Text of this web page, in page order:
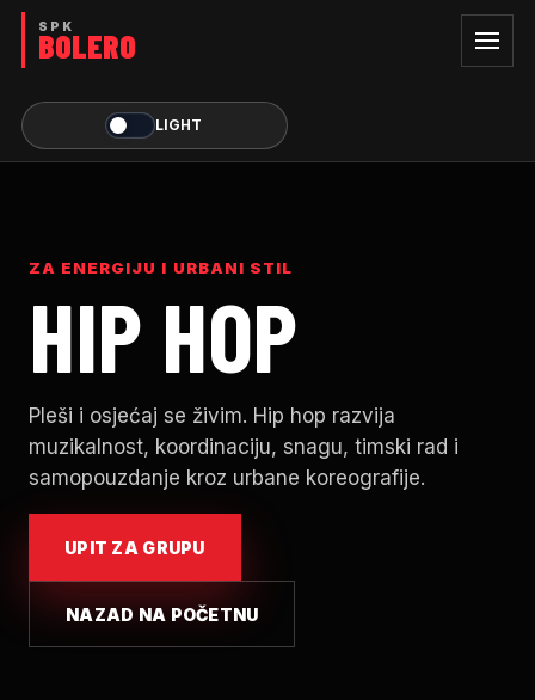
LIGHT
ZA ENERGIJU I URBANI STIL
HIP HOP
Pleši i osjećaj se živim. Hip hop razvija
muzikalnost, koordinaciju, snagu, timski rad i
samopouzdanje kroz urbane koreografije.
UPIT ZA GRUPU
NAZAD NA POČETNU